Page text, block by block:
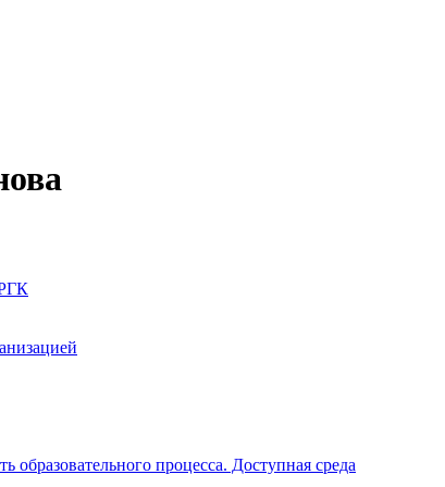
образовательного процесса. Доступная среда